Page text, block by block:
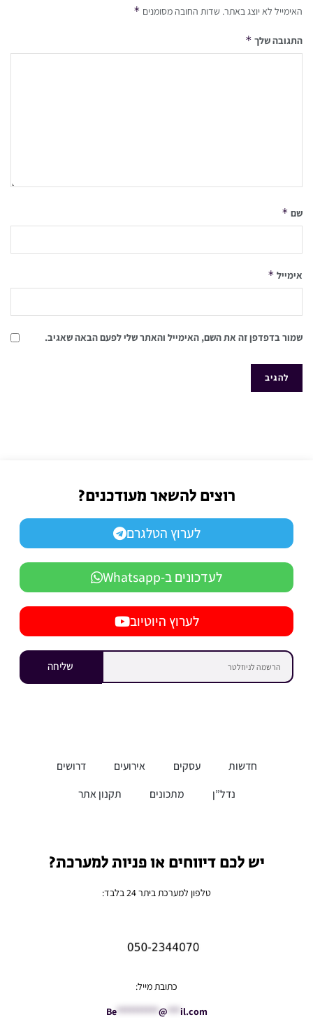
האימייל לא יוצג באתר. שדות החובה מסומנים *
התגובה שלך *
שם *
אימייל *
שמור בדפדפן זה את השם, האימייל והאתר שלי לפעם הבאה שאגיב.
רוצים להשאר מעודכנים?
לערוץ הטלגרם
לעדכונים ב-Whatsapp
לערוץ היוטיוב
שליחה
חדשות עסקים אירועים
דרושים
נדל”ן
מתכונים תקנון אתר
יש לכם דיווחים או פניות למערכת?
טלפון למערכת ביתר 24 בלבד:
כתובת מייל:
Be********** @ *** il.com